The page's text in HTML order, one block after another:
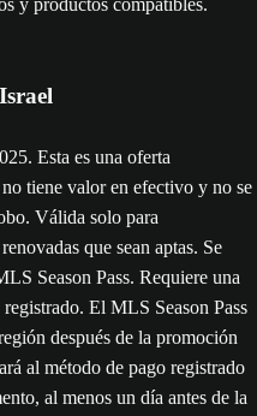
y productos compatibles.
Esta es una oferta
tiene valor en efectivo y no se
Válida solo para
que sean aptas. Se
Season Pass. Requiere una
El MLS Season Pass
después de la promoción
al método de pago registrado
al menos un día antes de la